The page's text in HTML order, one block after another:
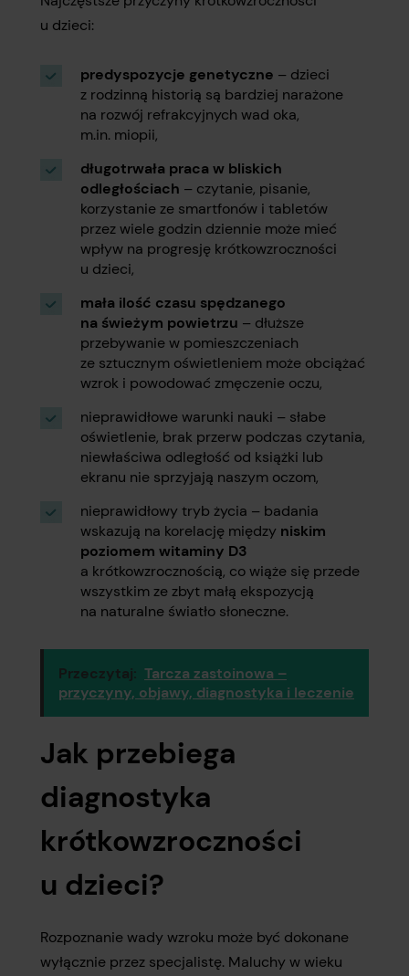
u dzieci:
predyspozycje genetyczne – dzieci
z rodzinną historią są bardziej narażone
na rozwój refrakcyjnych wad oka,
m.in. miopii,
długotrwała praca w bliskich
odległościach – czytanie, pisanie,
korzystanie ze smartfonów i tabletów
przez wiele godzin dziennie może mieć
wpływ na progresję krótkowzroczności
u dzieci,
mała ilość czasu spędzanego
na świeżym powietrzu – dłuższe
przebywanie w pomieszczeniach
ze sztucznym oświetleniem może obciążać
wzrok i powodować zmęczenie oczu,
nieprawidłowe warunki nauki – słabe
oświetlenie, brak przerw podczas czytania,
niewłaściwa odległość od książki lub
ekranu nie sprzyjają naszym oczom,
nieprawidłowy tryb życia – badania
wskazują na korelację między niskim
poziomem witaminy D3
a krótkowzrocznością, co wiąże się przede
wszystkim ze zbyt małą ekspozycją
na naturalne światło słoneczne.
Przeczytaj: Tarcza zastoinowa –
przyczyny, objawy, diagnostyka i leczenie
Jak przebiega
diagnostyka
krótkowzroczności
u dzieci?
Rozpoznanie wady wzroku może być dokonane
wyłącznie przez specjalistę. Maluchy w wieku